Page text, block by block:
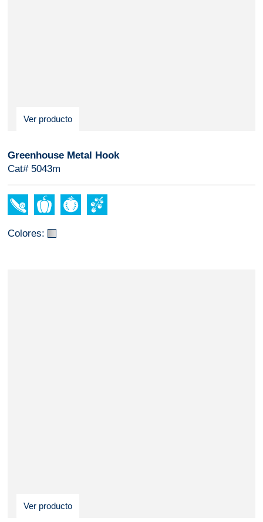
Ver producto
Greenhouse Metal Hook
Cat# 5043m
Colores:
Ver producto